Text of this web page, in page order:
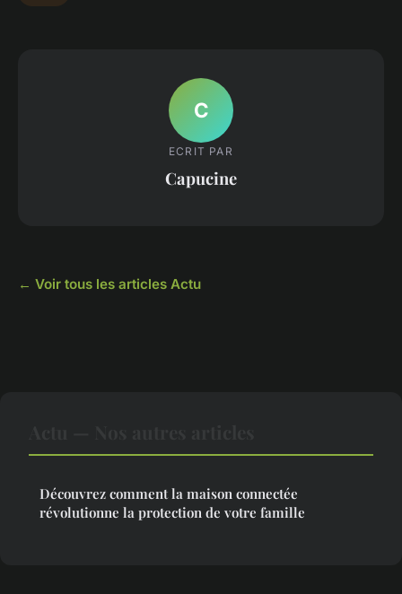
C
ECRIT PAR
Capucine
← Voir tous les articles Actu
Découvrez comment la maison connectée
révolutionne la protection de votre famille